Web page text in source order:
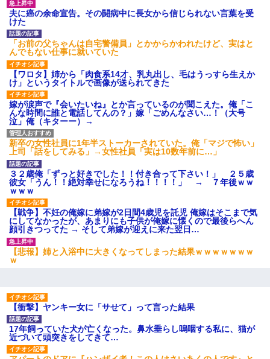
夫に癌の余命宣告。その闘病中に長女から信じられない言葉を受
けた
「お前の父ちゃんは自宅警備員」とかからかわれたけど、実はと
んでもない仕事に就いていた
【ワロタ】姉から「肉食系14才、乳丸出し、毛はうっすら生えか
け」というタイトルで画像が送られてきた
嫁が涙声で『会いたいね』とか言っているのが聞こえた。俺「こ
んな時間に誰と電話してんの？」嫁「ごめんなさい…！（大号
泣」俺（キターー）→
新卒の女性社員に1年半ストーカーされていた。俺「マジで怖い」
上司「話をしてみる」→女性社員「実は10数年前に…」
３２歳俺「ずっと好きでした！！付き合って下さい！」 ２５歳
彼女「うん！！絶対幸せになろうね！！！！」 → ７年後ｗｗ
ｗｗｗ
【戦争】不妊の俺嫁に弟嫁が2日間4歳児を託児 俺嫁はそこまで気
にしてなかったが、あまりにも子供が俺嫁に懐くので最後らへん
顔引きつってた → そして弟嫁が迎えに来た翌日…
【悲報】姉と入浴中に大きくなってしまった結果ｗｗｗｗｗｗｗ
ｗ
【衝撃】ヤンキー女に「サせて」って言った結果
17年飼っていた犬が亡くなった。鼻水垂らし嗚咽する私に、猫が
近づいて頭突きをしてきて…